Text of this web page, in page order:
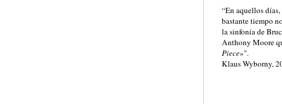
“En aquellos
bastante tiempo
la sinfonía de
Anthony Moore
Piece»".
Klaus Wyborny,